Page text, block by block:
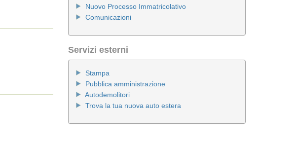
Nuovo Processo Immatricolativo
Comunicazioni
Servizi esterni
Stampa
Pubblica amministrazione
Autodemolitori
Trova la tua nuova auto estera